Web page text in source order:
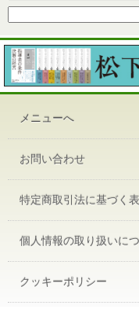
メニューへ
お問い合わせ
特定商取引法に基づく
個人情報の取り扱いに
クッキーポリシー